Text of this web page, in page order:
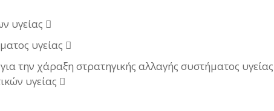
υγείας 
υγείας 
την χάραξη στρατηγικής αλλαγής συστήματος υγείας
υγείας 